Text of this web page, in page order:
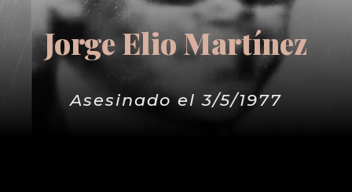
Jorge Elio Martínez
Asesinado el 3/5/1977